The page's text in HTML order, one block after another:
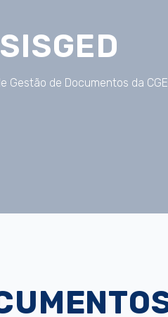
SISGED
Gestão de Documentos da CGE